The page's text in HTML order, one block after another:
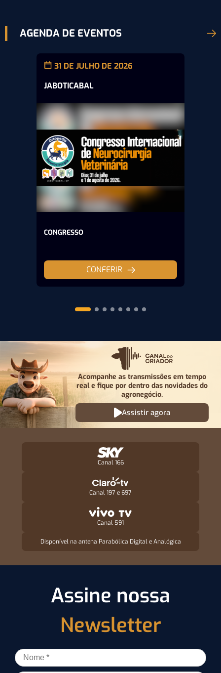
AGENDA DE EVENTOS
31 DE JULHO DE 2026
JABOTICABAL
CONGRESSO
CONFERIR
Acompanhe as transmissões em tempo
real e fique pordentro das novidades do
agronegócio.
Assistir agora
Canal 166
Canal 197 e 697
Canal 591
Disponível na antena Parabólica Digital e Analógica
Assine nossa
Newsletter